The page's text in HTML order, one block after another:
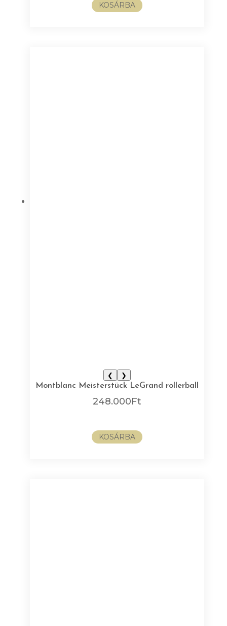
KOSÁRBA
❮
❯
Montblanc Meisterstück LeGrand rollerball
248.000Ft
KOSÁRBA